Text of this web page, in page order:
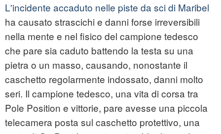
L'incidente accaduto nelle piste da sci di Maribel
ha causato strascichi e danni forse irreversibili
nella mente e nel fisico del campione tedesco
che pare sia caduto battendo la testa su una
pietra o un masso, causando, nonostante il
caschetto regolarmente indossato, danni molto
seri. Il campione tedesco, una vita di corsa tra
Pole Position e vittorie, pare avesse una piccola
telecamera posta sul caschetto protettivo, una